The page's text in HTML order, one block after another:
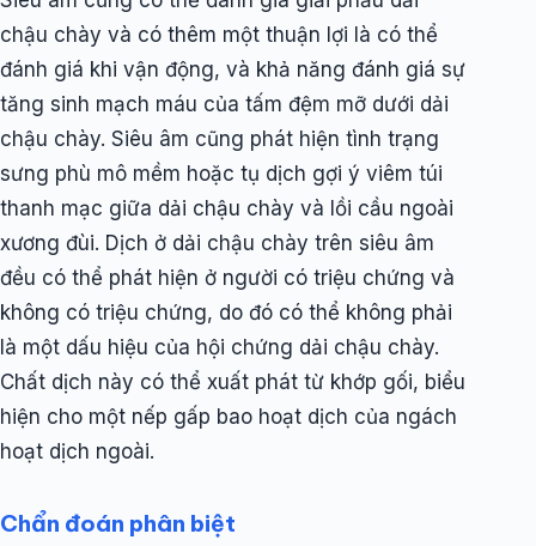
chậu chày và có thêm một thuận lợi là có thể
đánh giá khi vận động, và khả năng đánh giá sự
tăng sinh mạch máu của tấm đệm mỡ dưới dải
chậu chày. Siêu âm cũng phát hiện tình trạng
sưng phù mô mềm hoặc tụ dịch gợi ý viêm túi
thanh mạc giữa dải chậu chày và lồi cầu ngoài
xương đùi. Dịch ở dải chậu chày trên siêu âm
đều có thể phát hiện ở người có triệu chứng và
không có triệu chứng, do đó có thể không phải
là một dấu hiệu của hội chứng dải chậu chày.
Chất dịch này có thể xuất phát từ khớp gối, biểu
hiện cho một nếp gấp bao hoạt dịch của ngách
hoạt dịch ngoài.
Chẩn đoán phân biệt